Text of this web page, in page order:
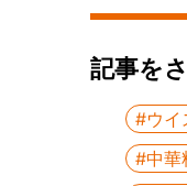
記事を
#ウイ
#中華